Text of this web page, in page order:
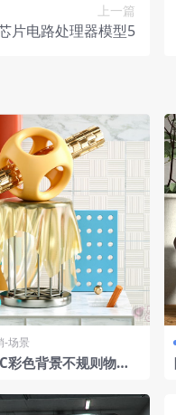
上一篇
片电路处理器模型5
-场景
彩色背景不规则物金